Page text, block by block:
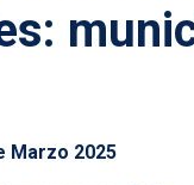
Marzo 2025